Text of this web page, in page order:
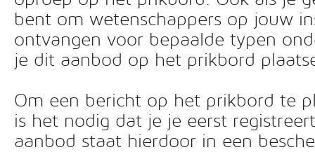
bent om wetenschappers op jouw
ontvangen voor bepaalde typen
je dit aanbod op het prikbord
Om een bericht op het prikbord te
is het nodig dat je je eerst
aanbod staat hierdoor in een